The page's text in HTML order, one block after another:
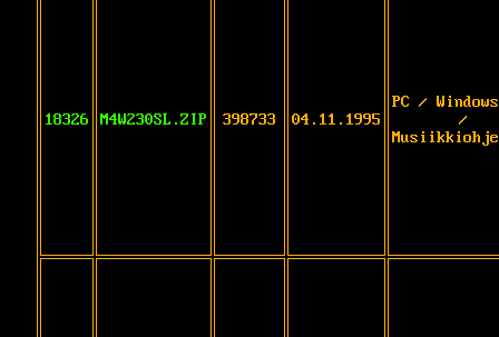
18326 M4W230SL.ZIP 398733 04.11.1995
PC /
/